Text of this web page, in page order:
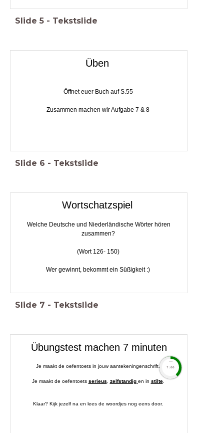
Slide 5 - Tekstslide
Üben
Öffnet euer Buch auf S.55
Zusammen machen wir Aufgabe 7 & 8
Slide 6 - Tekstslide
Wortschatzspiel
Welche Deutsche und Niederländische Wörter hören
zusammen?
(Wort 126- 150)
Wer gewinnt, bekommt ein Süßigkeit :)
Slide 7 - Tekstslide
Übungstest machen 7 minuten
Je maakt de oefentoets in jouw aantekeningenschrift.
Je maakt de oefentoets serieus zelfstandig en in stilte.
Klaar? Kijk jezelf na en lees de woordjes nog eens door.
timer
7:00